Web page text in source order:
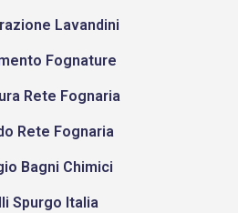
Lavandini
Fognature
Rete Fognaria
Rete Fognaria
Bagni Chimici
Spurgo Italia